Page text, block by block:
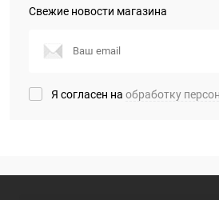
Свежие новости магазина
Я согласен на обработку